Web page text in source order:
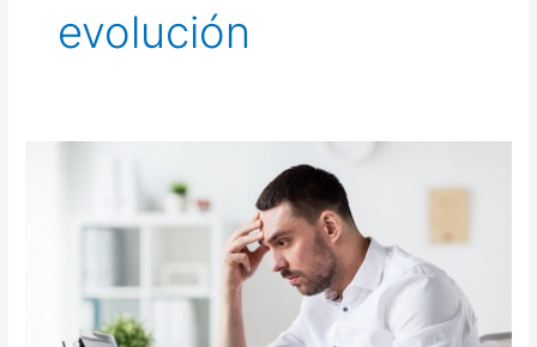
evolución